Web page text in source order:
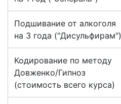
Подшивание от алкоголя
на 3 года ("Дисульфирам")
Кодирование по методу
Довженко/Гипноз
(стоимость всего курса)